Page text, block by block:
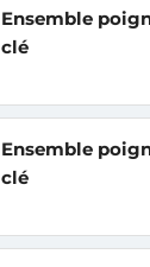
Ensemble
clé
Ensemble
clé